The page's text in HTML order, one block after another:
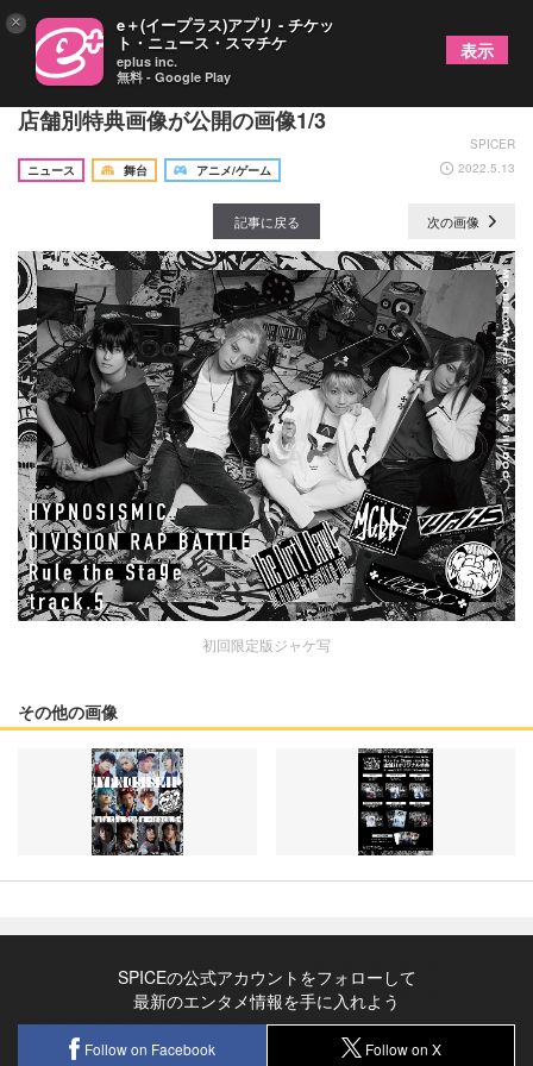
ヒプステ第5弾、BD・DVDのジャケ写・収録内容・
店舗別特典画像が公開の画像1/3
SPICER
ニュース
舞台 アニメ/ゲーム 2022.5.13
記事に戻る 次の画像
初回限定版ジャケ写
その他の画像
SPICEの公式アカウントをフォローして
最新のエンタメ情報を手に入れよう
Follow on Facebook Follow on X
× e＋(イープラス)アプリ - チケッ
ト・ニュース・スマチケ
eplus inc.
無料 - Google Play
表示